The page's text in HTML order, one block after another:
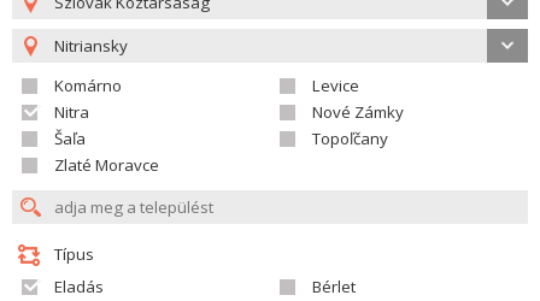
Nitriansky
Komárno
Levice
Nitra
Nové Zámky
Šaľa
Topoľčany
Zlaté Moravce
Típus
Eladás
Bérlet